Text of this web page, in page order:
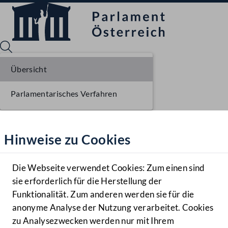
Hilfe
Benutzer
Navigationsmenü öffnen
MENÜ
Hinweise zu Cookies
Die Webseite verwendet Cookies: Zum einen sind
sie erforderlich für die Herstellung der
Funktionalität. Zum anderen werden sie für die
anonyme Analyse der Nutzung verarbeitet. Cookies
zu Analysezwecken werden nur mit Ihrem
Übersicht
Parlamentarisches Verfahren